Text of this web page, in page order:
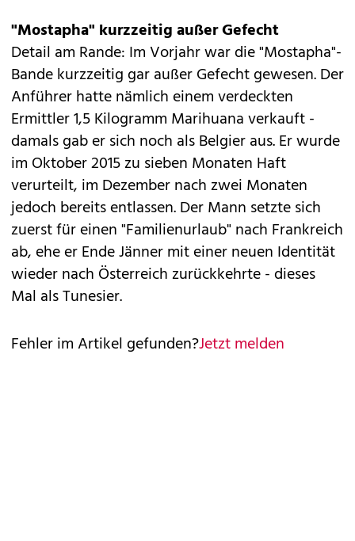
"Mostapha" kurzzeitig außer Gefecht
Detail am Rande: Im Vorjahr war die "Mostapha"-
Bande kurzzeitig gar außer Gefecht gewesen. Der
Anführer hatte nämlich einem verdeckten
Ermittler 1,5 Kilogramm Marihuana verkauft -
damals gab er sich noch als Belgier aus. Er wurde
im Oktober 2015 zu sieben Monaten Haft
verurteilt, im Dezember nach zwei Monaten
jedoch bereits entlassen. Der Mann setzte sich
zuerst für einen "Familienurlaub" nach Frankreich
ab, ehe er Ende Jänner mit einer neuen Identität
wieder nach Österreich zurückkehrte - dieses
Mal als Tunesier.
Fehler im Artikel gefunden?Jetzt melden